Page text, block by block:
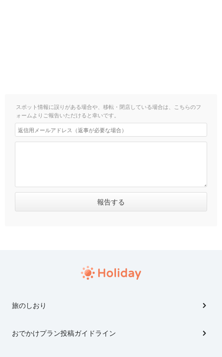
スポット情報に誤りがある場合や、移転・閉店している場合は、こちらのフ
ォームよりご報告いただけると幸いです。
旅のしおり
おでかけプラン投稿ガイドライン